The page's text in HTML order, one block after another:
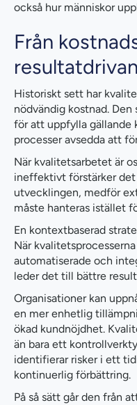
också hur människor
Från
Historiskt sett har
nödvändig kostnad.
för att uppfylla gällande
processer avsedda att
När kvalitetsarbetet är
ineffektivt förstärker
utvecklingen, medför
måste hanteras istället
En kontextbaserad
När
automatiserade och
leder det till bättre
Organisationer kan
en mer enhetlig
ökad kundnöjdhet.
än bara ett
identifierar risker i ett
kontinuerlig förbättring.
På så sätt går den från